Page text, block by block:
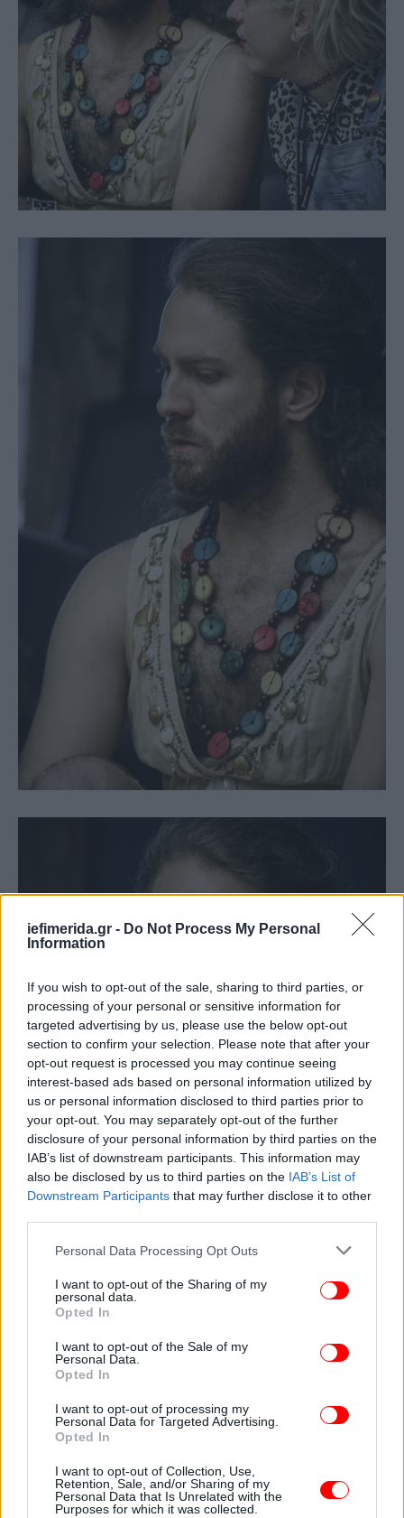
iefimerida.gr - Do Not Process My Personal
Information
If you wish to opt-out of the sale, sharing to third parties, or
processing of your personal or sensitive information for
targeted advertising by us, please use the below opt-out
section to confirm your selection. Please note that after your
opt-out request is processed you may continue seeing
interest-based ads based on personal information utilized by
us or personal information disclosed to third parties prior to
your opt-out. You may separately opt-out of the further
disclosure of your personal information by third parties on the
IAB’s list of downstream participants. This information may
also be disclosed by us to third parties on the IAB’s List of
Downstream Participants that may further disclose it to other
Please note that this website/app uses one or more Google
not limited to your visit or usage behaviour. You may click to
grant or deny consent to Google and its third-party tags to
use your data for below specified purposes in below Google
consent section.
Personal Data Processing Opt Outs
I want to opt-out of the Sharing of my
personal data.
Opted In
I want to opt-out of the Sale of my
Personal Data.
Opted In
I want to opt-out of processing my
Personal Data for Targeted Advertising.
Opted In
I want to opt-out of Collection, Use,
Retention, Sale, and/or Sharing of my
Personal Data that Is Unrelated with the
Purposes for which it was collected.